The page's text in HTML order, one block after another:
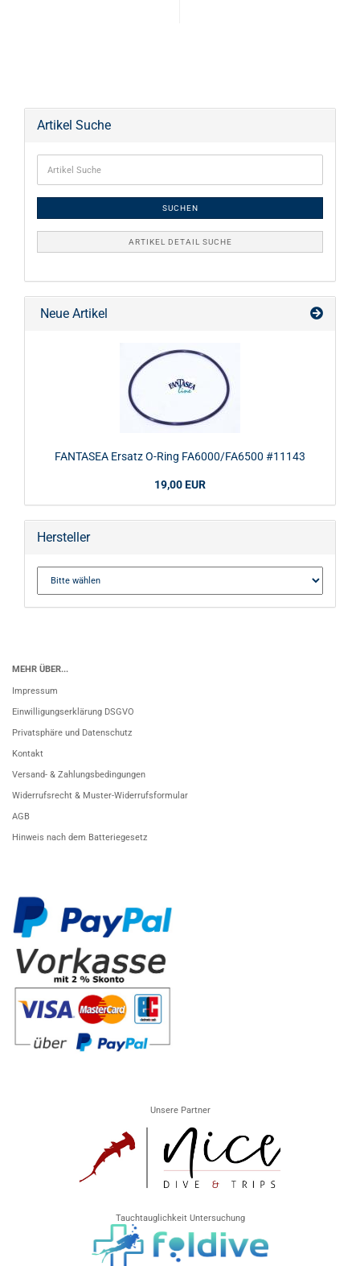
Artikel Suche
SUCHEN
ARTIKEL DETAIL SUCHE
Neue Artikel
FANTASEA Ersatz O-Ring FA6000/FA6500 #11143
19,00 EUR
Hersteller
MEHR ÜBER...
Impressum
Einwilligungserklärung DSGVO
Privatsphäre und Datenschutz
Kontakt
Versand- & Zahlungsbedingungen
Widerrufsrecht & Muster-Widerrufsformular
AGB
Hinweis nach dem Batteriegesetz
Unsere Partner
Tauchtauglichkeit Untersuchung